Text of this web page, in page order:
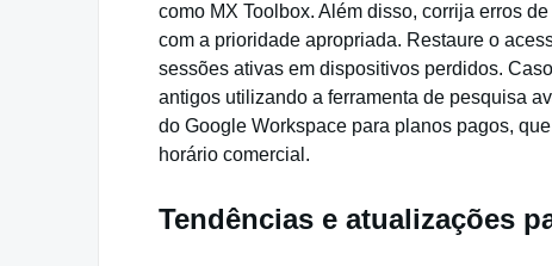
como MX Toolbox. Além disso, corrija erros
com a prioridade apropriada. Restaure o
sessões ativas em dispositivos perdidos.
antigos utilizando a ferramenta de pesquisa
do Google Workspace para planos pagos,
horário comercial.
Tendências e atualizações